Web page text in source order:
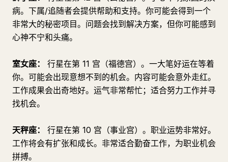
病。下属/追随者会提供帮助和支持。你可能会得到一个
非常大的秘密项目。问题会找到解决方案，但你可能感到
心神不宁和头痛。
室女座：
行星在第 11 宫（福德宫）。一大笔好运在等着
你。可能会出现意想不到的机会。内容可能会意外走红。
工作成果会出奇地好。运气非常帮忙；适合努力工作并寻
找机会。
天秤座：
行星在第 10 宫（事业宫）。职业运势非常好。
工作将会有扩张和成长。非常适合勤奋工作，为职业机会
拼搏。